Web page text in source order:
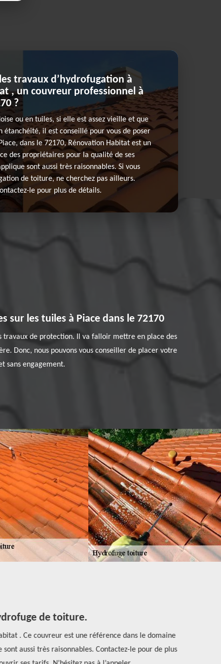
travaux d’hydrofugation à
, un couvreur professionnel à
?
ou en tuiles, si elle est assez vieille et que
étanchéité, il est conseillé pour vous de poser
dans le 72170, Rénovation Habitat est un
des propriétaires pour la qualité de ses
sont aussi très raisonnables. Si vous
de toiture, ne cherchez pas ailleurs.
le pour plus de détails.
les tuiles à Piace dans le 72170
travaux de protection. Il va falloir mettre en place des
Donc, nous pouvons vous conseiller de placer votre
sans engagement.
de toiture.
. Ce couvreur est une référence dans le domaine
aussi très raisonnables. Contactez-le pour de plus